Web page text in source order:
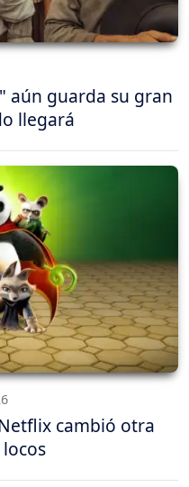
aún guarda su gran
llegará
cambió otra